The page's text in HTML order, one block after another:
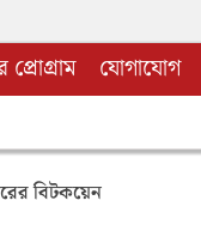
যোগাযোগ
বিটকয়েন